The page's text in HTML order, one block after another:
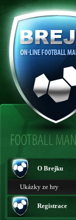
O Brejku
Ukázky ze hry
Registrace